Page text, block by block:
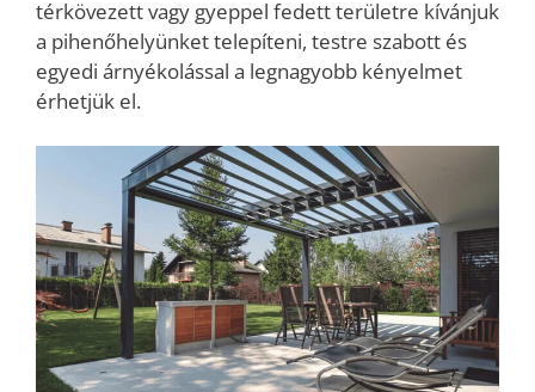
térkövezett vagy gyeppel fedett területre kívánjuk
a pihenőhelyünket telepíteni, testre szabott és
egyedi árnyékolással a legnagyobb kényelmet
érhetjük el.